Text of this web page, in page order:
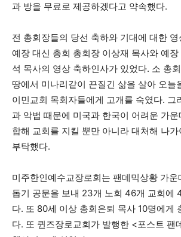
과 방을 무료로 제공하겠다고 약속했다.
전 총회장들의 당선 축하와 기대에 대한
예장 대신 총회 총회장 이상재 목사와 예
석 목사의 영상 축하인사가 있었다. 소 총
땅에서 미나리같이 끈질긴 삶을 살아 오늘
이민교회 목회자들에게 고개를 숙였다. 그
과 악법 때문에 미국과 한국이 어려운 가
합해 교회를 지킬 뿐만 아니라 대처해 나
부탁했다.
미주한인예수교장로회는 팬데믹상황 가운
돕기 공문을 보내 23개 노회 46개 교회에
다. 또 80세 이상 총회은퇴 목사 10명에게
다. 또 퀸즈장로교회가 발행한 <포스트 팬